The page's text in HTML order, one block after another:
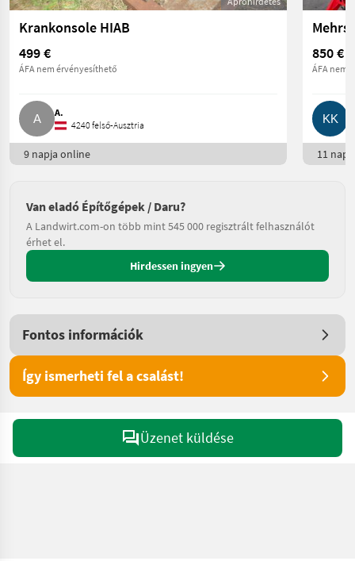
Krankonsole HIAB
499 €
ÁFA nem érvényesíthető
A.
4240 felső-Ausztria
9 napja online
850 €
ÁFA nem
11
Van eladó Építőgépek / Daru?
A Landwirt.com-on több mint 545 000 regisztrált felhasználót
érhet el.
Hirdessen ingyen
Fontos információk
Így ismerheti fel a csalást!
Üzenet küldése